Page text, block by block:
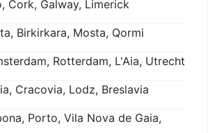
Cork, Galway, Limerick
Birkirkara, Mosta, Qormi
Rotterdam, L'Aia, Utrecht
Cracovia, Lodz, Breslavia
Porto, Vila Nova de Gaia,